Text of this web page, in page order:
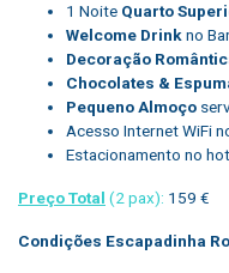
1 Noite Quarto
Welcome Drinkno
Decoração
Chocolates &
Pequeno Almoço
Acesso Internet WiFi
Estacionamento no
Preço Total (2 pax): 159 €
Condições Escapadinha